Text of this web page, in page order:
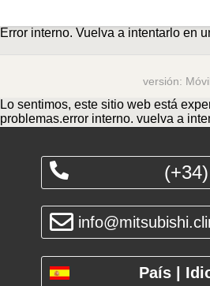
Error interno. Vuelva a intentarlo en
versión: Móvil
Lo sentimos, este sitio web está
problemas.error interno. vuelva a
(+34)
País |